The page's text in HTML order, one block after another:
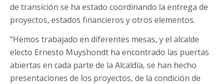
de transición se ha estado coordinando la entrega de
proyectos, estados financieros y otros elementos.
“Hemos trabajado en diferentes mesas, y el alcalde
electo Ernesto Muyshondt ha encontrado las puertas
abiertas en cada parte de la Alcaldía, se han hecho
presentaciones de los proyectos, de la condición de